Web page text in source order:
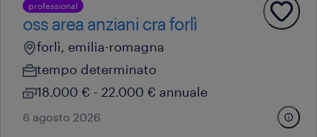
professional
oss area anziani cra forlì
forlì, emilia-romagna
tempo determinato
18.000 € - 22.000 € annuale
6 agosto 2026